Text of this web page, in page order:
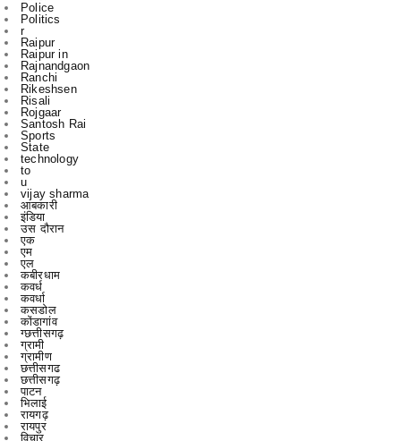
Rajnandgaon
Ranchi
Rikeshsen
Risali
Rojgaar
Santosh Rai
Sports
State
technology
to
u
vijay sharma
आबकारी
इंडिया
उस दौरान
एक
एम
एल
कबीरधाम
कवर्ध
कवर्धा
कसडोल
कोंडागांव
ग्छत्तीसगढ़
ग्रामी
ग्रामीण
छत्तीसगढ
छत्तीसगढ़
पाटन
भिलाई
रायगढ़
रायपुर
विचार
विचार मंथन
विचारमंथन
शहर
शहरChhattisgarrh